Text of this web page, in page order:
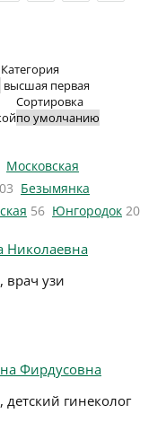
Категория
высшая первая
Сортировка
Московская
Безымянка
56 Юнгородок 20
Николаевна
врач узи
Фирдусовна
детский гинеколог